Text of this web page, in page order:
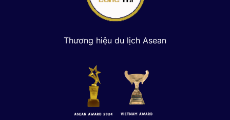
Thương hiệu du lịch Asean